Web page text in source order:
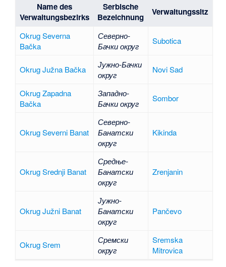
Name des
Verwaltungsbezirks
Serbische
Bezeichnung
Verwaltungssitz
Okrug Severna
Bačka
Северно-
Бачки округ
Subotica
Okrug Južna Bačka
Јужно-Бачки
округ
Novi Sad
Okrug Zapadna
Bačka
Западно-
Бачки округ
Sombor
Okrug Severni Banat
Северно-
Банатски
округ
Kikinda
Okrug Srednji Banat
Средње-
Банатски
округ
Zrenjanin
Okrug Južni Banat
Јужно-
Банатски
округ
Pančevo
Okrug Srem
Сремски
округ
Sremska
Mitrovica